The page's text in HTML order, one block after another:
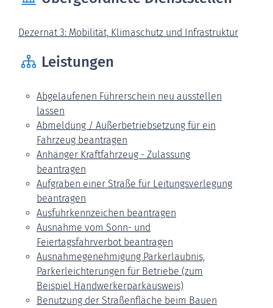
Dezernat 3: Mobilität, Klimaschutz und Infrastruktur
Leistungen
Abgelaufenen Führerschein neu ausstellen
lassen
Abmeldung / Außerbetriebsetzung für ein
Fahrzeug beantragen
Anhänger Kraftfahrzeug - Zulassung
beantragen
Aufgraben einer Straße für Leitungsverlegung
beantragen
Ausfuhrkennzeichen beantragen
Ausnahme vom Sonn- und
Feiertagsfahrverbot beantragen
Ausnahmegenehmigung Parkerlaubnis,
Parkerleichterungen für Betriebe (zum
Beispiel Handwerkerparkausweis)
Benutzung der Straßenfläche beim Bauen